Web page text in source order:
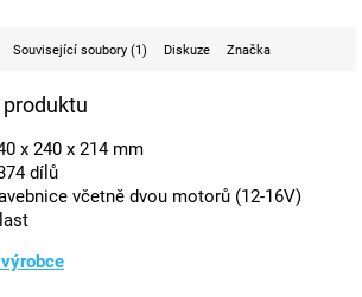
Související soubory (1) Diskuze Značka
x 240 x 214 mm
dílů
včetně dvou motorů (12-16V)